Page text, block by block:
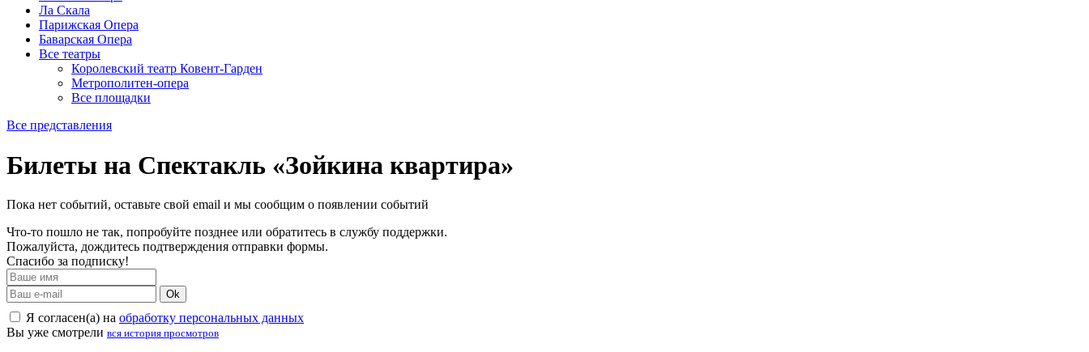
Ла Скала
Парижская Опера
Баварская Опера
Все театры
Королевский театр Ковент-Гарден
Метрополитен-опера
Все площадки
Все представления
Билеты на Спектакль «Зойкина квартира»
Пока нет событий, оставьте свой email и мы сообщим о появлении событий
Что-то пошло не так, попробуйте позднее или обратитесь в службу поддержки.
Пожалуйста, дождитесь подтверждения отправки формы.
Спасибо за подписку!
Ok
Я согласен(а) на обработку персональных данных
Вы уже смотрели вся история просмотров